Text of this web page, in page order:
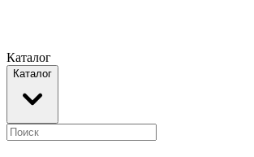
Каталог
Каталог